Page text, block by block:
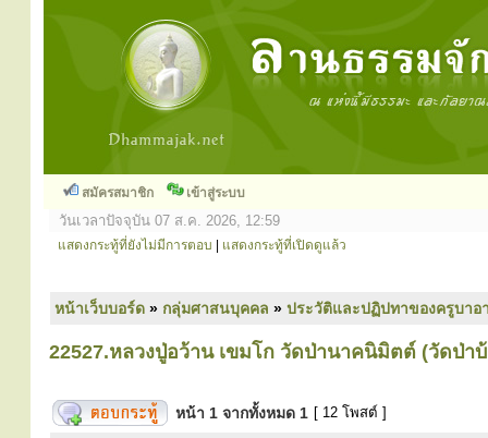
สมัครสมาชิก เข้าสู่ระบบ
วันเวลาปัจจุบัน 07 ส.ค. 2026, 12:59
แสดงกระทู้ที่ยังไม่มีการตอบ แสดงกระทู้ที่เปิดดูแล้ว
หน้าเว็บบอร์ด » กลุ่มศาสนบุคคล » ประวัติและปฏิปทาของครูบาอ
22527.หลวงปู่อว้าน เขมโก วัดป่านาคนิมิตต์ (วัดป่า
หน้า 1 จากทั้งหมด 1 [ 12 โพสต์ ]